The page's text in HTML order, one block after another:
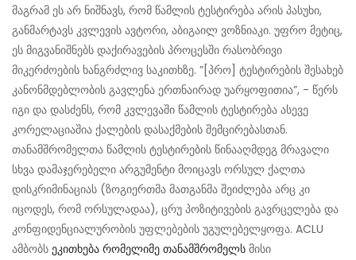
მაგრამ ეს არ ნიშნავს, რომ წამლის ტესტირება არის პასუხი,
განმარტავს კვლევის ავტორი, აბიგაილ ვოზნიაკი. უფრო მეტიც,
ეს მიგვანიშნებს დაქირავების პროცესში რასობრივი
მიკერძოების ხანგრძლივ საკითხზე. ”[პრო] ტესტირების შესახებ
კანონმდებლობის გავლენა ერთნაირად უარყოფითია”, - წერს
იგი და დასძენს, რომ კვლევაში წამლის ტესტირება ასევე
კორელაციაშია ქალების დასაქმების შემცირებასთან.
თანამშრომელთა წამლის ტესტირების წინააღმდეგ მრავალი
სხვა დამაჯერებელი არგუმენტი მოიცავს ორსულ ქალთა
დისკრიმინაციას (ზოგიერთმა მათგანმა შეიძლება არც კი
იცოდეს, რომ ორსულადაა), ცრუ პოზიტივების გავრცელება და
კონფიდენციალურობის უფლებების უგულებელყოფა. ACLU
ამბობს ეკითხება რომელიმე თანამშრომელს მისი